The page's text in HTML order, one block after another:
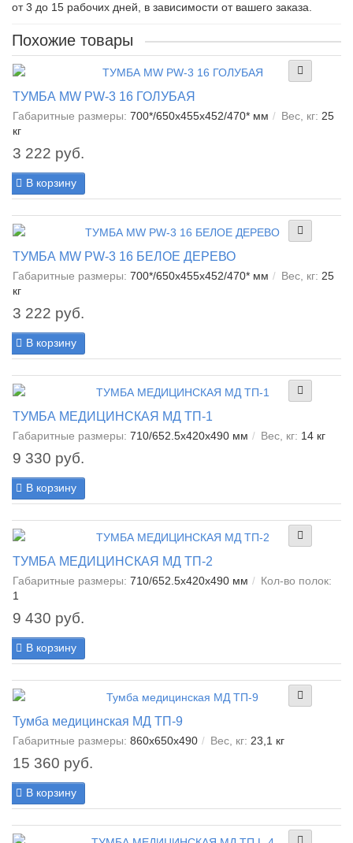
от 3 до 15 рабочих дней, в зависимости от вашего заказа.
Похожие товары
ТУМБА MW PW-3 16 ГОЛУБАЯ
Габаритные размеры: 700*/650x455x452/470* мм Вес, кг: 25
кг
3 222 руб.
В корзину
ТУМБА MW PW-3 16 БЕЛОЕ ДЕРЕВО
Габаритные размеры: 700*/650x455x452/470* мм Вес, кг: 25
кг
3 222 руб.
В корзину
ТУМБА МЕДИЦИНСКАЯ МД ТП-1
Габаритные размеры: 710/652.5x420x490 мм Вес, кг: 14 кг
9 330 руб.
В корзину
ТУМБА МЕДИЦИНСКАЯ МД ТП-2
Габаритные размеры: 710/652.5x420x490 мм
Кол-во полок:
1
9 430 руб.
В корзину
Тумба медицинская МД ТП-9
Габаритные размеры: 860x650x490 Вес, кг: 23,1 кг
15 360 руб.
В корзину